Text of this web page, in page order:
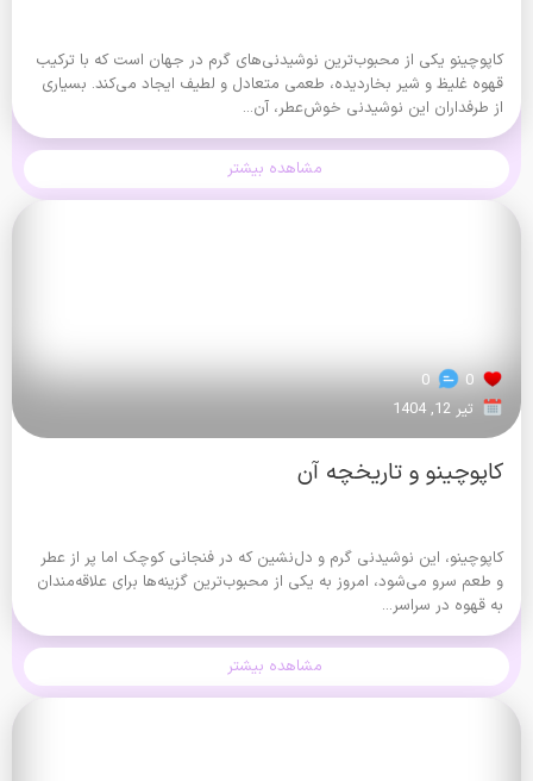
کاپوچینو یکی از محبوب‌ترین نوشیدنی‌های گرم در جهان است که با ترکیب
قهوه غلیظ و شیر بخار‌دیده، طعمی متعادل و لطیف ایجاد می‌کند. بسیاری
از طرفداران این نوشیدنی خوش‌عطر، آن...
مشاهده بیشتر
0
0
تیر 12, 1404
کاپوچینو و تاریخچه آن
کاپوچینو، این نوشیدنی گرم و دل‌نشین که در فنجانی کوچک اما پر از عطر
و طعم سرو می‌شود، امروز به یکی از محبوب‌ترین گزینه‌ها برای علاقه‌مندان
به قهوه در سراسر...
مشاهده بیشتر